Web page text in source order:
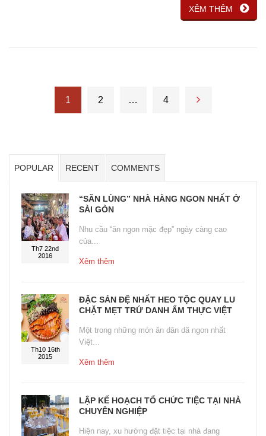
XÊM THÊM
1 2 … 4
POPULAR RECENT COMMENTS
Th7 22nd
2016
“SĂN LÙNG” NHÀ HÀNG NGON NHẤT Ở
SÀI GÒN
Nhu cầu “ăn ngon mặc đẹp” ngày càng cao
của...
Xêm thêm
Th10 16th
2015
ĐẶC SẢN ĐỆ NHẤT HEO TỘC QUAY LU
CHẶT MẸT TRỨ DANH ẨM THỰC VIỆT
Một trong những món ăn dân dã ngon nhất
Việt...
Xêm thêm
LẬP KẾ HOẠCH TỔ CHỨC TIỆC TẠI NHÀ
CHUYÊN NGHIỆP
Hiện nay, xu hướng đặt tiệc tại nhà đang